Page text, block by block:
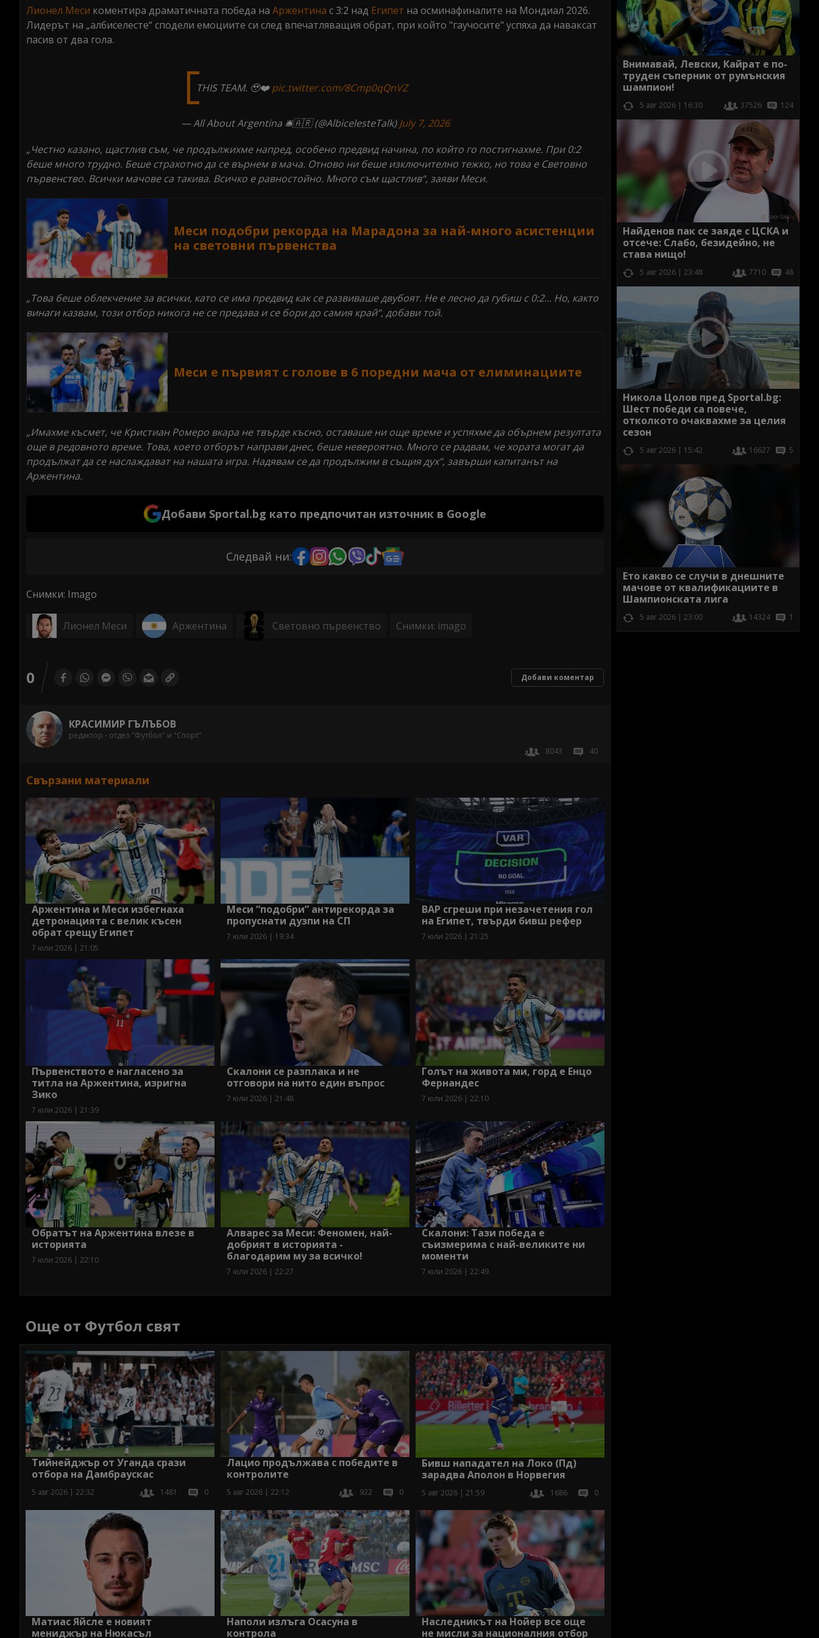
Лионел Меси коментира драматичната победа на Аржентина с 3:2 над Египет на осминафиналите на Мондиал 2026.
Лидерът на „албиселесте“ сподели емоциите си след впечатляващия обрат, при който "гаучосите" успяха да наваксат
пасив от два гола.
THIS TEAM. 🥹❤️pic.twitter.com/8Cmp0qQnVZ
— All About Argentina 🛎🇦🇷 (@AlbicelesteTalk)July 7, 2026
„Честно казано, щастлив съм, че продължихме напред, особено предвид начина, по който го постигнахме. При 0:2
беше много трудно. Беше страхотно да се върнем в мача. Отново ни беше изключително тежко, но това е Световно
първенство. Всички мачове са такива. Всичко е равностойно. Много съм щастлив“, заяви Меси.
Меси подобри рекорда на Марадона за най-много асистенции
на световни първенства
„Това беше облекчение за всички, като се има предвид как се развиваше двубоят. Не е лесно да губиш с 0:2... Но, както
винаги казвам, този отбор никога не се предава и се бори до самия край“, добави той.
Меси е първият с голове в 6 поредни мача от елиминациите
„Имахме късмет, че Кристиан Ромеро вкара не твърде късно, оставаше ни още време и успяхме да обърнем резултата
още в редовното време. Това, което отборът направи днес, беше невероятно. Много се радвам, че хората могат да
продължат да се наслаждават на нашата игра. Надявам се да продължим в същия дух“, завърши капитанът на
Аржентина.
Добави Sportal.bg като предпочитан източник в Google
Следвай ни:
Снимки: Imago
Лионел Меси Аржентина Световно първенство Снимки: imago
0 Добави коментар
КРАСИМИР ГЪЛЪБОВ
редактор - отдел "Футбол" и "Спорт"
8043
40
Свързани материали
Аржентина и Меси избегнаха
детронацията с велик късен
обрат срещу Египет
7 юли 2026 | 21:05
Меси “подобри” антирекорда за
пропуснати дузпи на СП
7 юли 2026 | 19:34
ВАР сгреши при незачетения гол
на Египет, твърди бивш рефер
7 юли 2026 | 21:25
Първенството е нагласено за
титла на Аржентина, изригна
Зико
7 юли 2026 | 21:39
Скалони се разплака и не
отговори на нито един въпрос
7 юли 2026 | 21:48
Голът на живота ми, горд е Енцо
Фернандес
7 юли 2026 | 22:10
Обратът на Аржентина влезе в
историята
7 юли 2026 | 22:10
Алварес за Меси: Феномен, най-
добрият в историята -
благодарим му за всичко!
7 юли 2026 | 22:27
Скалони: Тази победа е
съизмерима с най-великите ни
моменти
7 юли 2026 | 22:49
Още от Футбол свят
Тийнейджър от Уганда срази
отбора на Дамбраускас
5 авг 2026 | 22:32 1481 0
Лацио продължава с победите в
контролите
5 авг 2026 | 22:12 922 0
Бивш нападател на Локо (Пд)
зарадва Аполон в Норвегия
5 авг 2026 | 21:59 1686 0
Матиас Яйсле е новият
мениджър на Нюкасъл
Наполи излъга Осасуна в
контрола
Наследникът на Нойер все още
не мисли за националния отбор
Внимавай, Левски, Кайрат е по-
труден съперник от румънския
шампион!
5 авг 2026 | 16:30 37526 124
Найденов пак се заяде с ЦСКА и
отсече: Слабо, безидейно, не
става нищо!
5 авг 2026 | 23:48 7710 48
Никола Цолов пред Sportal.bg:
Шест победи са повече,
отколкото очаквахме за целия
сезон
5 авг 2026 | 15:42 16627 5
Ето какво се случи в днешните
мачове от квалификациите в
Шампионската лига
5 авг 2026 | 23:00 14324 1